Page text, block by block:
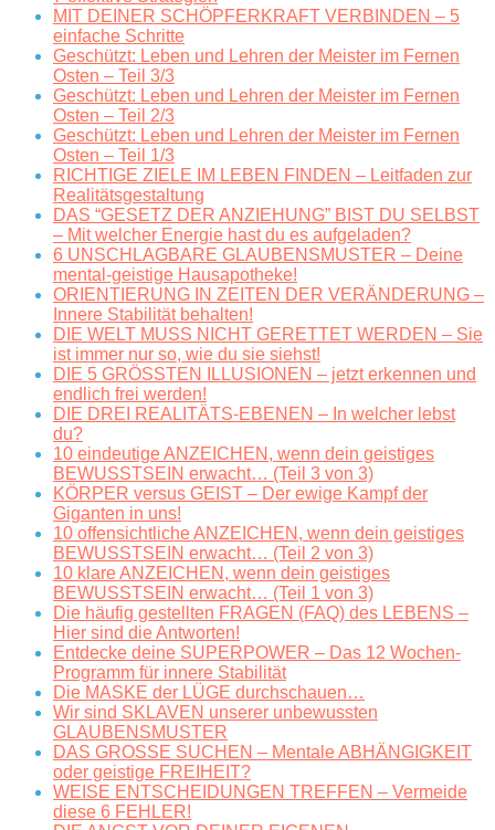
MIT DEINER SCHÖPFERKRAFT VERBINDEN – 5
einfache Schritte
Geschützt: Leben und Lehren der Meister im Fernen
Osten – Teil 3/3
Geschützt: Leben und Lehren der Meister im Fernen
Osten – Teil 2/3
Geschützt: Leben und Lehren der Meister im Fernen
Osten – Teil 1/3
RICHTIGE ZIELE IM LEBEN FINDEN – Leitfaden zur
Realitätsgestaltung
DAS “GESETZ DER ANZIEHUNG” BIST DU SELBST
– Mit welcher Energie hast du es aufgeladen?
6 UNSCHLAGBARE GLAUBENSMUSTER – Deine
mental-geistige Hausapotheke!
ORIENTIERUNG IN ZEITEN DER VERÄNDERUNG –
Innere Stabilität behalten!
DIE WELT MUSS NICHT GERETTET WERDEN – Sie
ist immer nur so, wie du sie siehst!
DIE 5 GRÖSSTEN ILLUSIONEN – jetzt erkennen und
endlich frei werden!
DIE DREI REALITÄTS-EBENEN – In welcher lebst
du?
10 eindeutige ANZEICHEN, wenn dein geistiges
BEWUSSTSEIN erwacht… (Teil 3 von 3)
KÖRPER versus GEIST – Der ewige Kampf der
Giganten in uns!
10 offensichtliche ANZEICHEN, wenn dein geistiges
BEWUSSTSEIN erwacht… (Teil 2 von 3)
10 klare ANZEICHEN, wenn dein geistiges
BEWUSSTSEIN erwacht… (Teil 1 von 3)
Die häufig gestellten FRAGEN (FAQ) des LEBENS –
Hier sind die Antworten!
Entdecke deine SUPERPOWER – Das 12 Wochen-
Programm für innere Stabilität
Die MASKE der LÜGE durchschauen…
Wir sind SKLAVEN unserer unbewussten
GLAUBENSMUSTER
DAS GROSSE SUCHEN – Mentale ABHÄNGIGKEIT
oder geistige FREIHEIT?
WEISE ENTSCHEIDUNGEN TREFFEN – Vermeide
diese 6 FEHLER!